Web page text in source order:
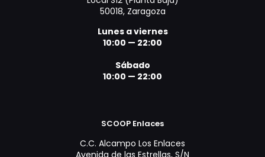
50018, Zaragoza
Lunes a viernes
10:00 — 22:00
Sábado
10:00 — 22:00
SCOOP Enlaces
C.C. Alcampo Los Enlaces
Avenida de las Estrellas, S/N